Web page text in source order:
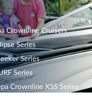
Crownline Cruisers
Series
Series
Series
Crownline XSS Series